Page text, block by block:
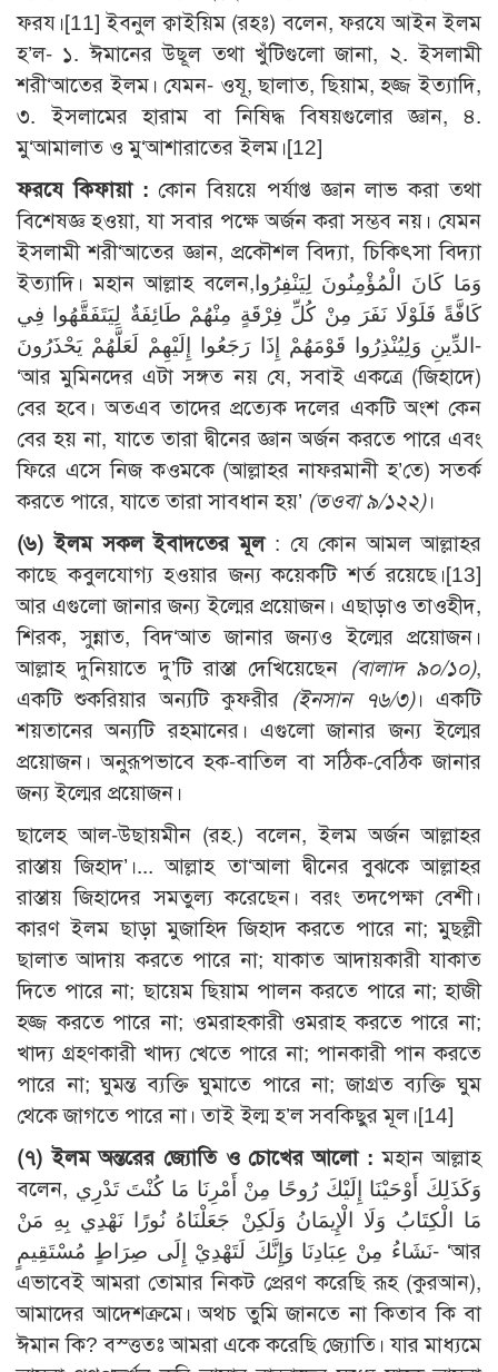
ফরয।[11] ইবনুল ক্বাইয়িম (রহঃ) বলেন, ফরযে আইন ইলম
হ’ল- ১. ঈমানের উছূল তথা খুঁটিগুলো জানা, ২. ইসলামী
শরী‘আতের ইলম। যেমন- ওযূ, ছালাত, ছিয়াম, হজ্জ ইত্যাদি,
৩. ইসলামের হারাম বা নিষিদ্ধ বিষয়গুলোর জ্ঞান, ৪.
মু‘আমালাত ও মু‘আশারাতের ইলম।[12]
ফরযে কিফায়া : কোন বিয়য়ে পর্যাপ্ত জ্ঞান লাভ করা তথা
বিশেষজ্ঞ হওয়া, যা সবার পক্ষে অর্জন করা সম্ভব নয়। যেমন
ইসলামী শরী‘আতের জ্ঞান, প্রকৌশল বিদ্যা, চিকিৎসা বিদ্যা
ইত্যাদি। মহান আল্লাহ বলেন,وَمَا كَانَ الْمُؤْمِنُونَ لِيَنْفِرُوا
كَافَّةً فَلَوْلَا نَفَرَ مِنْ كُلِّ فِرْقَةٍ مِنْهُمْ طَائِفَةٌ لِيَتَفَقَّهُوا فِي
الدِّينِ وَلِيُنْذِرُوا قَوْمَهُمْ إِذَا رَجَعُوا إِلَيْهِمْ لَعَلَّهُمْ يَحْذَرُونَ-
‘আর মুমিনদের এটা সঙ্গত নয় যে, সবাই একত্রে (জিহাদে)
বের হবে। অতএব তাদের প্রত্যেক দলের একটি অংশ কেন
বের হয় না, যাতে তারা দ্বীনের জ্ঞান অর্জন করতে পারে এবং
ফিরে এসে নিজ কওমকে (আল্লাহর নাফরমানী হ’তে) সতর্ক
করতে পারে, যাতে তারা সাবধান হয়’ (তওবা ৯/১২২)।
(৬) ইলম সকল ইবাদতের মূল: যে কোন আমল আল্লাহর
কাছে কবুলযোগ্য হওয়ার জন্য কয়েকটি শর্ত রয়েছে।[13]
আর এগুলো জানার জন্য ইল্মের প্রয়োজন। এছাড়াও তাওহীদ,
শিরক, সুন্নাত, বিদ‘আত জানার জন্যও ইল্মের প্রয়োজন।
আল্লাহ দুনিয়াতে দু’টি রাস্তা দেখিয়েছেন (বালাদ ৯০/১০),
একটি শুকরিয়ার অন্যটি কুফরীর (ইনসান ৭৬/৩)। একটি
শয়তানের অন্যটি রহমানের। এগুলো জানার জন্য ইল্মের
প্রয়োজন। অনুরূপভাবে হক-বাতিল বা সঠিক-বেঠিক জানার
জন্য ইল্মের প্রয়োজন।
ছালেহ আল-উছায়মীন (রহ.) বলেন, ইলম অর্জন আল্লাহর
রাস্তায় জিহাদ’।... আল্লাহ তা‘আলা দ্বীনের বুঝকে আল্লাহর
রাস্তায় জিহাদের সমতুল্য করেছেন। বরং তদপেক্ষা বেশী।
কারণ ইলম ছাড়া মুজাহিদ জিহাদ করতে পারে না; মুছল্লী
ছালাত আদায় করতে পারে না; যাকাত আদায়কারী যাকাত
দিতে পারে না; ছায়েম ছিয়াম পালন করতে পারে না; হাজী
হজ্জ করতে পারে না; ওমরাহকারী ওমরাহ করতে পারে না;
খাদ্য গ্রহণকারী খাদ্য খেতে পারে না; পানকারী পান করতে
পারে না; ঘুমন্ত ব্যক্তি ঘুমাতে পারে না; জাগ্রত ব্যক্তি ঘুম
থেকে জাগতে পারে না। তাই ইল্ম হ’ল সবকিছুর মূল।[14]
(৭) ইলম অন্তরের জ্যোতি ও চোখের আলো :মহান আল্লাহ
বলেন, وَكَذَلِكَ أَوْحَيْنَا إِلَيْكَ رُوحًا مِنْ أَمْرِنَا مَا كُنْتَ تَدْرِي
مَا الْكِتَابُ وَلَا الْإِيمَانُ وَلَكِنْ جَعَلْنَاهُ نُورًا نَهْدِي بِهِ مَنْ
نَشَاءُ مِنْ عِبَادِنَا وَإِنَّكَ لَتَهْدِيْ إِلَى صِرَاطٍ مُسْتَقِيمٍ- ‘আর
এভাবেই আমরা তোমার নিকট প্রেরণ করেছি রূহ (কুরআন),
আমাদের আদেশক্রমে। অথচ তুমি জানতে না কিতাব কি বা
ঈমান কি? বস্ত্ততঃ আমরা একে করেছি জ্যোতি। যার মাধ্যমে